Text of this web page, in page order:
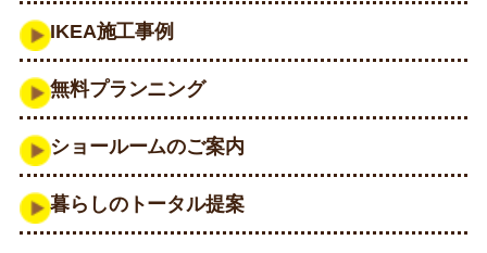
IKEA施工事例
無料プランニング
ショールームのご案内
暮らしのトータル提案